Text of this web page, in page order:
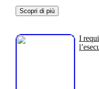
Scopri di più
I